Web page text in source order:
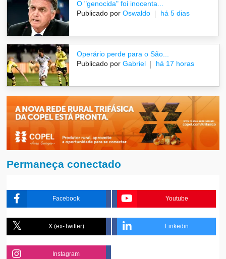
O "genocida" foi inocenta...
Publicado por Oswaldo há 5 dias
Operário perde para o São...
Publicado por Gabriel há 17 horas
Permaneça conectado
Facebook Youtube
X (ex-Twitter) Linkedin
Instagram